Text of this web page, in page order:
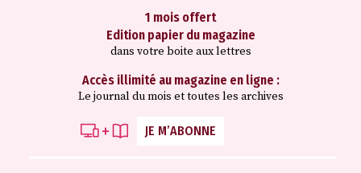
1 mois offert
Edition papier du magazine
dans votre boite aux lettres
Accès illimité au magazine en ligne :
Le journal du mois et toutes les archives
JE M’ABONNE